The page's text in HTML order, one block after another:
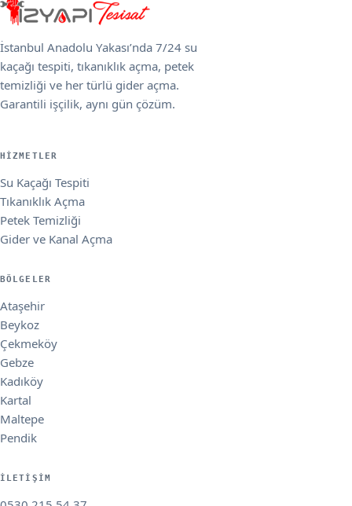
İstanbul Anadolu Yakası’nda 7/24 su
kaçağı tespiti, tıkanıklık açma, petek
temizliği ve her türlü gider açma.
Garantili işçilik, aynı gün çözüm.
HIZMETLER
Su Kaçağı Tespiti
Tıkanıklık Açma
Petek Temizliği
Gider ve Kanal Açma
BÖLGELER
Ataşehir
Beykoz
Çekmeköy
Gebze
Kadıköy
Kartal
Maltepe
Pendik
İLETIŞIM